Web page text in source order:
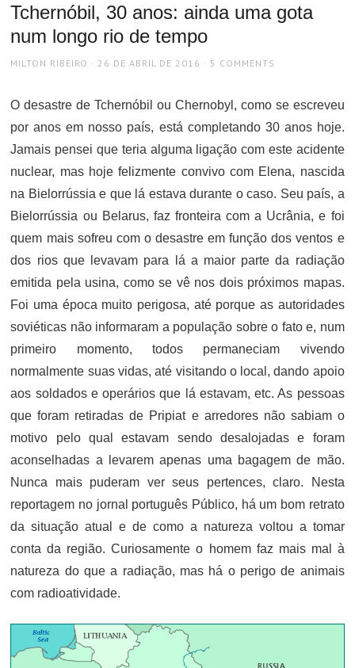
Tchernóbil, 30 anos: ainda uma gota
num longo rio de tempo
AUTHOR
MILTON RIBEIRO
POSTED
26 DE ABRIL DE 2016 5 COMMENTS
O desastre de Tchernóbil ou Chernobyl, como se escreveu
por anos em nosso país, está completando 30 anos hoje.
Jamais pensei que teria alguma ligação com este acidente
nuclear, mas hoje felizmente convivo com Elena, nascida
na Bielorrússia e que lá estava durante o caso. Seu país, a
Bielorrússia ou Belarus, faz fronteira com a Ucrânia, e foi
quem mais sofreu com o desastre em função dos ventos e
dos rios que levavam para lá a maior parte da radiação
emitida pela usina, como se vê nos dois próximos mapas.
Foi uma época muito perigosa, até porque as autoridades
soviéticas não informaram a população sobre o fato e, num
primeiro momento, todos permaneciam vivendo
normalmente suas vidas, até visitando o local, dando apoio
aos soldados e operários que lá estavam, etc. As pessoas
que foram retiradas de Pripiat e arredores não sabiam o
motivo pelo qual estavam sendo desalojadas e foram
aconselhadas a levarem apenas uma bagagem de mão.
Nunca mais puderam ver seus pertences, claro. Nesta
reportagem no jornal português Público, há um bom retrato
da situação atual e de como a natureza voltou a tomar
conta da região. Curiosamente o homem faz mais mal à
natureza do que a radiação, mas há o perigo de animais
com radioatividade.